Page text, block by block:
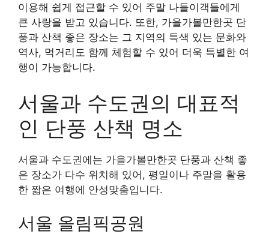
이용해 쉽게 접근할 수 있어 주말 나들이객들에게
큰 사랑을 받고 있습니다. 또한, 가을가볼만한곳 단
풍과 산책 좋은 장소는 그 지역의 특색 있는 문화와
역사, 먹거리도 함께 체험할 수 있어 더욱 특별한 여
행이 가능합니다.
서울과 수도권의 대표적
인 단풍 산책 명소
서울과 수도권에는 가을가볼만한곳 단풍과 산책 좋
은 장소가 다수 위치해 있어, 평일이나 주말을 활용
한 짧은 여행에 안성맞춤입니다.
서울 올림픽공원